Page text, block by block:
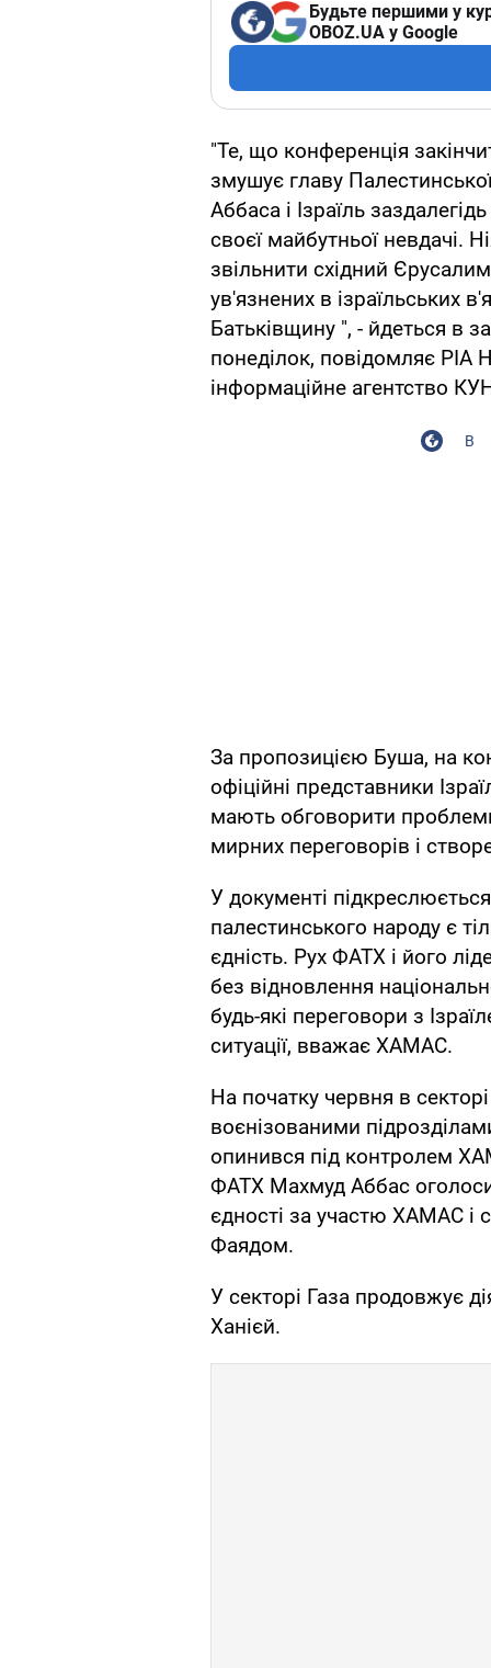
Будьте першими у
OBOZ.UA у Google
"Те, що конференція
змушує главу
Аббаса і Ізраїль
своєї майбутньої невдачі.
звільнити східний
ув'язнених в ізраїльських
Батьківщину ", - йдеться в
понеділок, повідомляє РІА
інформаційне агентство
За пропозицією Буша, на
офіційні представники
мають обговорити
мирних переговорів і
У документі
палестинського народу є
єдність. Рух ФАТХ і його
без відновлення
будь-які переговори з
ситуації, вважає ХАМАС.
На початку червня в
воєнізованими
опинився під контролем
ФАТХ Махмуд Аббас
єдності за участю ХАМАС і
Фаядом.
У секторі Газа продовжує
Ханієй.